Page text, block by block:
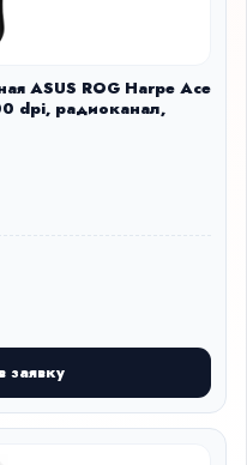
ASUS ROG Harpe Ace
dpi, радиоканал,
заявку